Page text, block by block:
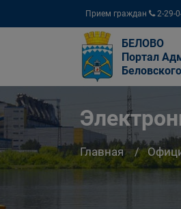
Прием граждан 2-29-
БЕЛОВО
Портал
Главная